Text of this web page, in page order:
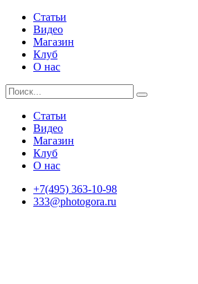
Статьи
Видео
Магазин
Клуб
О нас
Статьи
Видео
Магазин
Клуб
О нас
+7(495) 363-10-98
333@photogora.ru